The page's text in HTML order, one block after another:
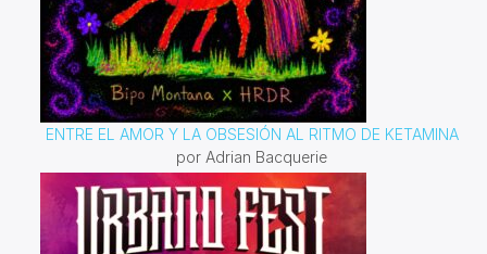
ENTRE EL AMOR Y LA OBSESIÓN AL RITMO DE KETAMINA
por Adrian Bacquerie